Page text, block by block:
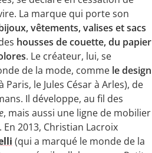
La marque qui porte son
vêtements, valises et sacs
housses de couette, du papier
. Le créateur, lui, se
de la mode, comme le design
le Jules César à Arles), de
Il développe, au fil des
, mais aussi une ligne de mobilier
. En 2013, Christian Lacroix
(qui a marqué le monde de la